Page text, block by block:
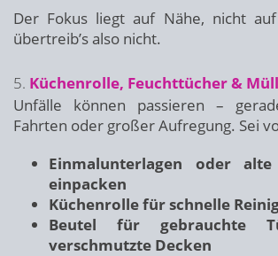
Der Fokus liegt auf Nähe, nicht
übertreib’s also nicht.
5. Küchenrolle, Feuchttücher &
Unfälle können passieren –
Fahrten oder großer Aufregung. Sei
Einmalunterlagen oder
einpacken
Küchenrolle für schnelle
Beutel für gebrauchte
verschmutzte Decken